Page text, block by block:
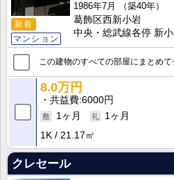
新着
マンション
1986年7月
（築40年）
葛飾区西新小岩
中央・総武線各停 新
この建物のすべての部屋にまとめて
8.0万円
共益費 6000円
1ヶ月
1ヶ月
1K
21.17㎡
クレセール